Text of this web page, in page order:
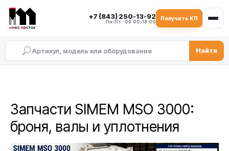
+7 (843) 250-13-92
Пн–Пт · 09:00–18:00
Получить КП
Найти
Запчасти SIMEM MSO 3000:
броня, валы и уплотнения